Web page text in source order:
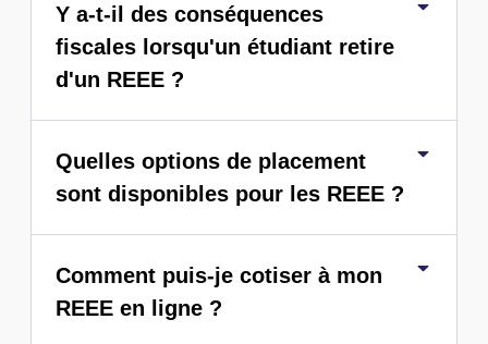
Y a-t-il des conséquences
fiscales lorsqu'un étudiant retire
d'un REEE ?
Quelles options de placement
sont disponibles pour les REEE ?
Comment puis-je cotiser à mon
REEE en ligne ?